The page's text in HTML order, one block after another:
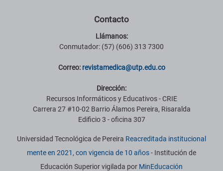
Contacto
Llámanos:
Conmutador: (57) (606) 313 7300
Correo: revistamedica@utp.edu.co
Dirección:
Recursos Informáticos y Educativos - CRIE
Carrera 27 #10-02 Barrio Álamos Pereira, Risaralda
Edificio 3 - oficina 307
Universidad Tecnológica de Pereira Reacreditada institucional
mente en 2021, con vigencia de 10 años- Institución de
Educación Superior vigilada por MinEducación